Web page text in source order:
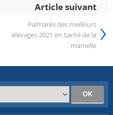
Article suivant
Palmarès des meilleurs
élevages 2021 en Santé de la
mamelle ›